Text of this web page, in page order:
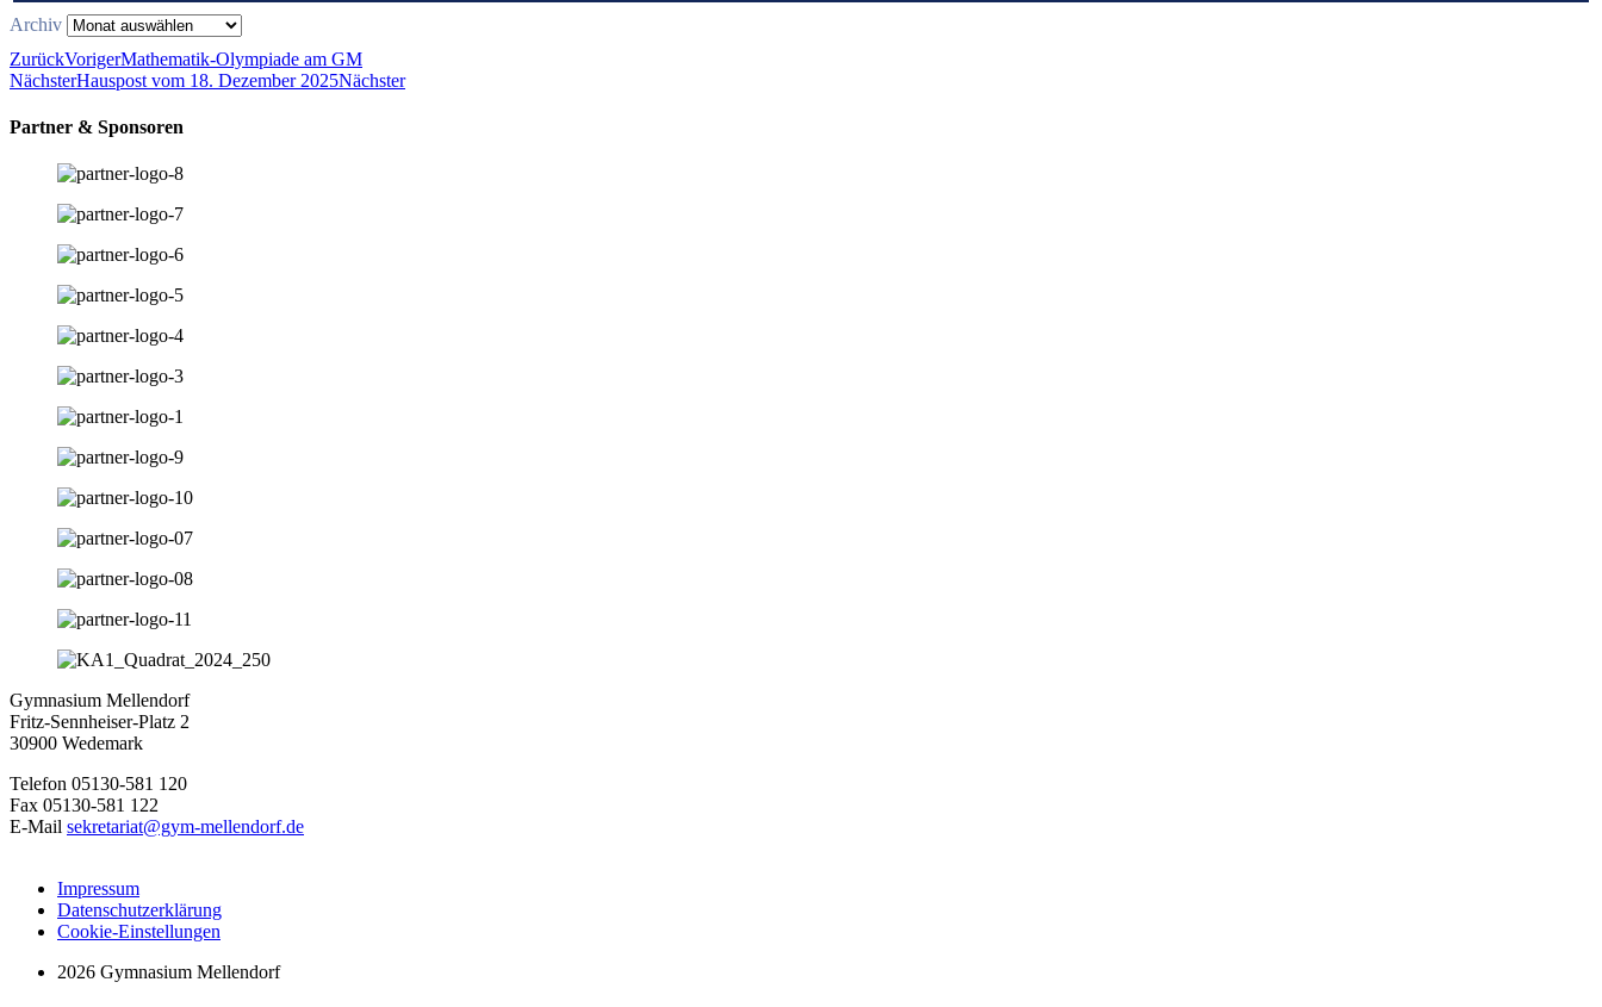
Archiv
ZurückVorigerMathematik-Olympiade am GM
NächsterHauspost vom 18. Dezember 2025Nächster
Partner & Sponsoren
Gymnasium Mellendorf
Fritz-Sennheiser-Platz 2
30900 Wedemark
Telefon 05130-581 120
Fax 05130-581 122
E-Mail sekretariat@gym-mellendorf.de
Impressum
Datenschutzerklärung
Cookie-Einstellungen
2026 Gymnasium Mellendorf